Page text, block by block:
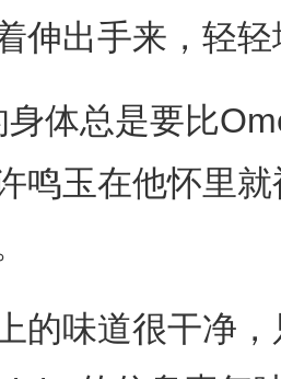
出手来，轻轻
总是要比
鸣玉在他怀里
味道很干净，